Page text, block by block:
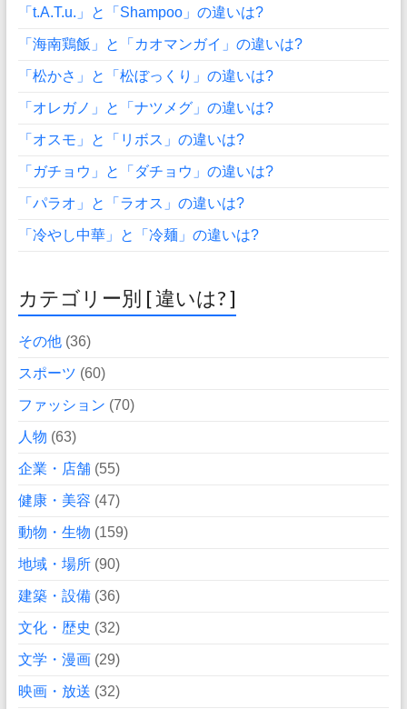
「t.A.T.u.」と「Shampoo」の違いは?
「海南鶏飯」と「カオマンガイ」の違いは?
「松かさ」と「松ぼっくり」の違いは?
「オレガノ」と「ナツメグ」の違いは?
「オスモ」と「リボス」の違いは?
「ガチョウ」と「ダチョウ」の違いは?
「パラオ」と「ラオス」の違いは?
「冷やし中華」と「冷麺」の違いは?
カテゴリー別 [ 違いは? ]
その他(36)
スポーツ (60)
ファッション (70)
人物 (63)
企業・店舗(55)
健康・美容 (47)
動物・生物 (159)
地域・場所(90)
建築・設備(36)
文化・歴史 (32)
文学・漫画(29)
映画・放送 (32)